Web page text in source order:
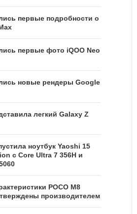
первые подробности о
первые фото iQOO Neo
новые рендеры Google
легкий Galaxy Z
ноутбук Yaoshi 15
с Core Ultra 7 356H и
POCO M8
производителем